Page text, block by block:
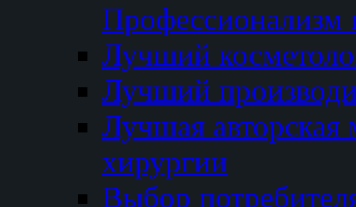
Профессионализм
Лучший
Лучший
Лучшая авторская
хирургии
Выбор